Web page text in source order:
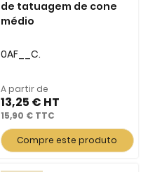
de tatuagem de cone
médio
0AF__C.
A partir de
13,25 €
15,90 €
Compre este produto